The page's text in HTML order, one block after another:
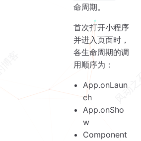
命周期。
首次打开小程序
并进入页面时，
各生命周期的调
用顺序为：
App.onLaun
ch
App.onSho
w
Component